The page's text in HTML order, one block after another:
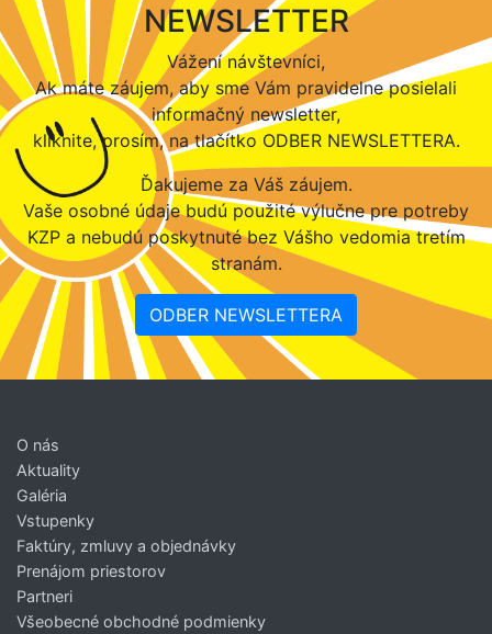
NEWSLETTER
Vážení návštevníci,
Ak máte záujem, aby sme Vám pravidelne posielali
informačný newsletter,
kliknite, prosím, na tlačítko ODBER NEWSLETTERA.
Ďakujeme za Váš záujem.
Vaše osobné údaje budú použité výlučne pre potreby
KZP a nebudú poskytnuté bez Vášho vedomia tretím
stranám.
ODBER NEWSLETTERA
O nás
Aktuality
Galéria
Vstupenky
Faktúry, zmluvy a objednávky
Prenájom priestorov
Partneri
Všeobecné obchodné podmienky